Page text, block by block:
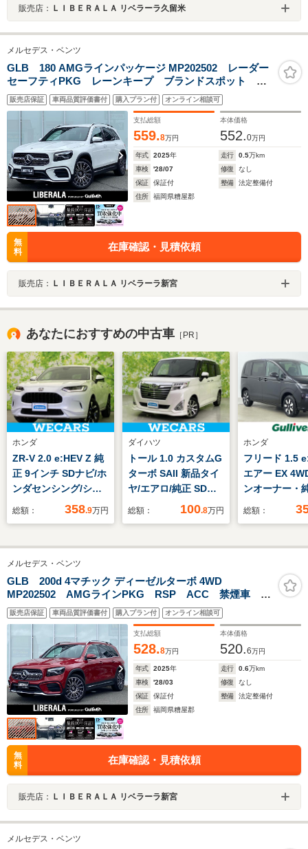
販売店： ＬＩＢＥＲＡＬＡ リベラーラ久留米
メルセデス・ベンツ
GLB 180 AMGラインパッケージ MP202502 レーダー
セーフティPKG レーンキープ ブランドスポット パ
ーキングアシスト 全方位カメラ 保証書 禁煙車 メ
モリー付きパワーシート シートヒーター マルチビー
ムLEDライト
販売店保証 車両品質評価書付 購入プラン付 オンライン相談可
支払総額
559.8万円
本体価格
552.0万円
年式 2025年 走行 0.5万km
車検
'28/07 修復
なし
保証
保証付 整備
法定整備付
住所
福岡県糟屋郡
無
料
在庫確認・見積依頼
販売店： ＬＩＢＥＲＡＬＡ リベラーラ新宮
あなたにおすすめの中古車 ［PR］
ホンダ
ZR-V 2.0 e:HEV Z 純
正 9インチ SDナビ/ホ
ンダセンシング/シー
トヒーター/マルチビ
テム/シート 合皮/電動
バックドア/ヘッドラ
ンプ LED/USBジャッ
ク
総額： 358.9万円
ダイハツ
トール 1.0 カスタムG
ターボ SAII 新品タイ
ヤ/エアロ/純正 SDナ
ビ/衝突安全装置/両側
線逸脱防止支援システ
ー 純正/ヘッドランプ
LED/Bluetooth接続
総額： 100.8万円
ホンダ
フリード 1.5
エアー EX
ンオーナー・
ビ・バックカ
ズコントロー
ースライドド
パーディアイ
ドライト
総額：
メルセデス・ベンツ
GLB 200d 4マチック ディーゼルターボ 4WD
MP202502 AMGラインPKG RSP ACC 禁煙車 保
証書 マルチビームLED 純正ナビ 地デジ 全方位
BT アンビエントライト 半革 シートH ワイヤレス
充電 純正前後ドライブレコーダー 純正20インチAW
販売店保証 車両品質評価書付 購入プラン付 オンライン相談可
支払総額
528.8万円
本体価格
520.6万円
年式 2025年 走行 0.6万km
車検
'28/03 修復
なし
保証
保証付 整備
法定整備付
住所
福岡県糟屋郡
無
料
在庫確認・見積依頼
販売店： ＬＩＢＥＲＡＬＡ リベラーラ新宮
メルセデス・ベンツ